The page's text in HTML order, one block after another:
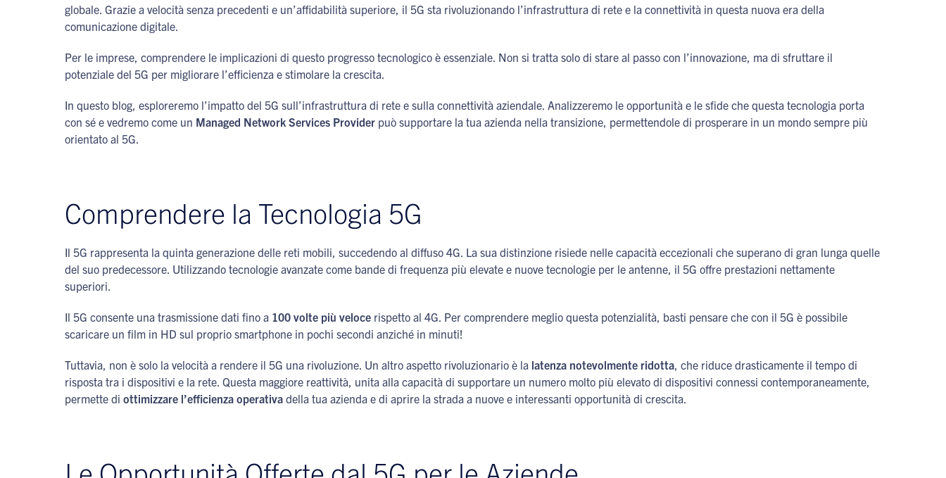
globale. Grazie a velocità senza precedenti e un’affidabilità superiore, il 5G sta rivoluzionando l’infrastruttura di rete e la connettività in questa nuova era della
comunicazione digitale.
Per le imprese, comprendere le implicazioni di questo progresso tecnologico è essenziale. Non si tratta solo di stare al passo con l’innovazione, ma di sfruttare il
potenziale del 5G per migliorare l’efficienza e stimolare la crescita.
In questo blog, esploreremo l’impatto del 5G sull’infrastruttura di rete e sulla connettività aziendale. Analizzeremo le opportunità e le sfide che questa tecnologia porta
con sé e vedremo come un Managed Network Services Provider può supportare la tua azienda nella transizione, permettendole di prosperare in un mondo sempre più
orientato al 5G.
Comprendere la Tecnologia 5G
Il 5G rappresenta la quinta generazione delle reti mobili, succedendo al diffuso 4G. La sua distinzione risiede nelle capacità eccezionali che superano di gran lunga quelle
del suo predecessore. Utilizzando tecnologie avanzate come bande di frequenza più elevate e nuove tecnologie per le antenne, il 5G offre prestazioni nettamente
superiori.
Il 5G consente una trasmissione dati fino a 100 volte più veloce rispetto al 4G. Per comprendere meglio questa potenzialità, basti pensare che con il 5G è possibile
scaricare un film in HD sul proprio smartphone in pochi secondi anziché in minuti!
Tuttavia, non è solo la velocità a rendere il 5G una rivoluzione. Un altro aspetto rivoluzionario è la latenza notevolmente ridotta, che riduce drasticamente il tempo di
risposta tra i dispositivi e la rete. Questa maggiore reattività, unita alla capacità di supportare un numero molto più elevato di dispositivi connessi contemporaneamente,
permette di ottimizzare l’efficienza operativa della tua azienda e di aprire la strada a nuove e interessanti opportunità di crescita.